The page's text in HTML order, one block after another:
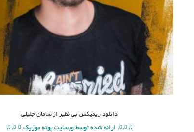
دانلود ریمیکس بی نظیر از سامان جلیلی
♫♫♫ ارائه شده توسط وبسایت پونه موزیک ♫♫♫